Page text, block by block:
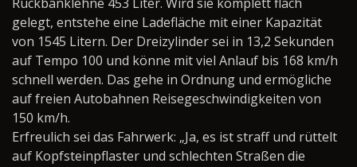
gelegt, entstehe eine Ladefläche mit einer Kapazität
von 1545 Litern. Der Dreizylinder sei in 13,2 Sekunden
auf Tempo 100 und könne mit viel Anlauf bis 168 km/h
schnell werden. Das gehe in Ordnung und ermögliche
auf freien Autobahnen Reisegeschwindigkeiten von
150 km/h.
Erfreulich sei das Fahrwerk: „Ja, es ist straff und rüttelt
auf Kopfsteinpflaster und schlechten Straßen die